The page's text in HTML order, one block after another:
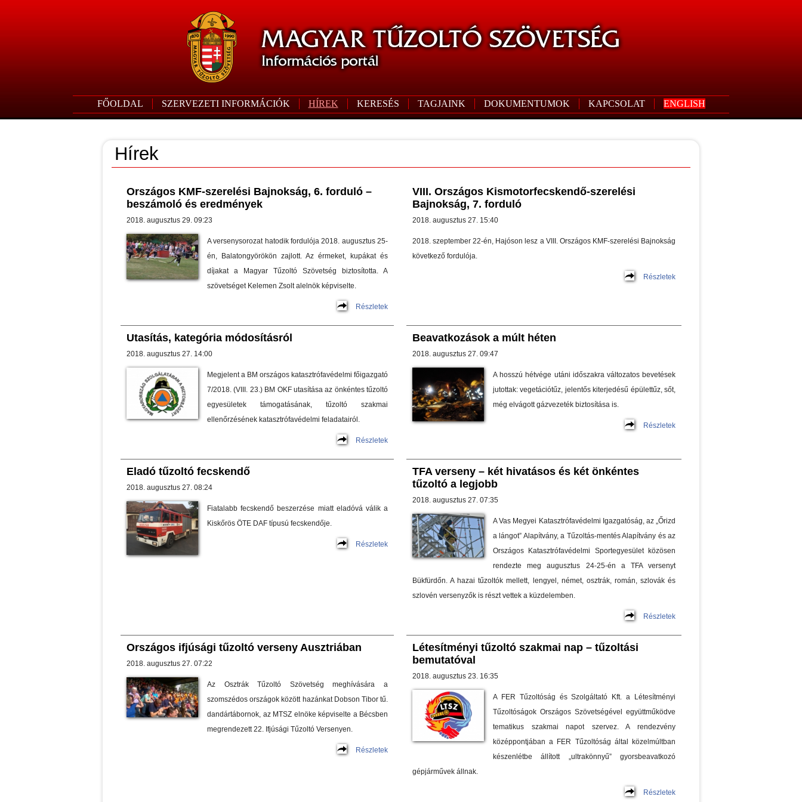
FŐOLDAL SZERVEZETI INFORMÁCIÓK HÍREK KERESÉS TAGJAINK DOKUMENTUMOK KAPCSOLAT ENGLISH
Hírek
Országos KMF-szerelési Bajnokság, 6. forduló –
beszámoló és eredmények
2018. augusztus 29. 09:23
A versenysorozat hatodik fordulója 2018. augusztus 25-
én, Balatongyörökön zajlott. Az érmeket, kupákat és
díjakat a Magyar Tűzoltó Szövetség biztosította. A
szövetséget Kelemen Zsolt alelnök képviselte.
Részletek
VIII. Országos Kismotorfecskendő-szerelési
Bajnokság, 7. forduló
2018. augusztus 27. 15:40
2018. szeptember 22-én, Hajóson lesz a VIII. Országos KMF-szerelési Bajnokság
következő fordulója.
Részletek
Utasítás, kategória módosításról
2018. augusztus 27. 14:00
Megjelent a BM országos katasztrófavédelmi főigazgató
7/2018. (VIII. 23.) BM OKF utasítása az önkéntes tűzoltó
egyesületek támogatásának, tűzoltó szakmai
ellenőrzésének katasztrófavédelmi feladatairól.
Részletek
Beavatkozások a múlt héten
2018. augusztus 27. 09:47
A hosszú hétvége utáni időszakra változatos bevetések
jutottak: vegetációtűz, jelentős kiterjedésű épülettűz, sőt,
még elvágott gázvezeték biztosítása is.
Részletek
Eladó tűzoltó fecskendő
2018. augusztus 27. 08:24
Fiatalabb fecskendő beszerzése miatt eladóvá válik a
Kiskőrös ÖTE DAF típusú fecskendője.
Részletek
TFA verseny – két hivatásos és két önkéntes
tűzoltó a legjobb
2018. augusztus 27. 07:35
A Vas Megyei Katasztrófavédelmi Igazgatóság, az „Őrizd
a lángot” Alapítvány, a Tűzoltás-mentés Alapítvány és az
Országos Katasztrófavédelmi Sportegyesület közösen
rendezte meg augusztus 24-25-én a TFA versenyt
Bükfürdőn. A hazai tűzoltók mellett, lengyel, német, osztrák, román, szlovák és
szlovén versenyzők is részt vettek a küzdelemben.
Részletek
Országos ifjúsági tűzoltó verseny Ausztriában
2018. augusztus 27. 07:22
Az Osztrák Tűzoltó Szövetség meghívására a
szomszédos országok között hazánkat Dobson Tibor tű.
dandártábornok, az MTSZ elnöke képviselte a Bécsben
megrendezett 22. Ifjúsági Tűzoltó Versenyen.
Részletek
Létesítményi tűzoltó szakmai nap – tűzoltási
bemutatóval
2018. augusztus 23. 16:35
A FER Tűzoltóság és Szolgáltató Kft. a Létesítményi
Tűzoltóságok Országos Szövetségével együttműködve
tematikus szakmai napot szervez. A rendezvény
középpontjában a FER Tűzoltóság által közelmúltban
készenlétbe állított „ultrakönnyű” gyorsbeavatkozó
gépjárművek állnak.
Részletek